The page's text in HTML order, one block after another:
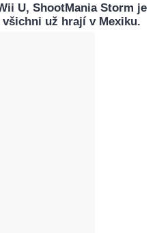
U, ShootMania Storm je
všichni už hrají v Mexiku.